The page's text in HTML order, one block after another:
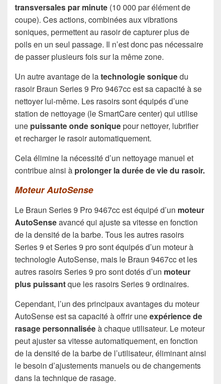
transversales par minute (10 000 par élément de
coupe). Ces actions, combinées aux vibrations
soniques, permettent au rasoir de capturer plus de
poils en un seul passage. Il n’est donc pas nécessaire
de passer plusieurs fois sur la même zone.
Un autre avantage de latechnologie soniquedu
rasoir Braun Series 9 Pro 9467cc est sa capacité à se
nettoyer lui-même. Les rasoirs sont équipés d’une
station de nettoyage (le SmartCare center) qui utilise
une puissante onde soniquepour nettoyer, lubrifier
et recharger le rasoir automatiquement.
Cela élimine la nécessité d’un nettoyage manuel et
contribue ainsi à prolonger la durée de vie du rasoir.
Moteur AutoSense
Le Braun Series 9 Pro 9467cc est équipé d’un moteur
AutoSenseavancé qui ajuste sa vitesse en fonction
de la densité de la barbe. Tous les autres rasoirs
Series 9 et Series 9 pro sont équipés d’un moteur à
technologie AutoSense, mais le Braun 9467cc et les
autres rasoirs Series 9 pro sont dotés d’un moteur
plus puissantque les rasoirs Series 9 ordinaires.
Cependant, l’un des principaux avantages du moteur
AutoSense est sa capacité à offrir uneexpérience de
rasage personnaliséeà chaque utilisateur. Le moteur
peut ajuster sa vitesse automatiquement, en fonction
de la densité de la barbe de l’utilisateur, éliminant ainsi
le besoin d’ajustements manuels ou de changements
dans la technique de rasage.